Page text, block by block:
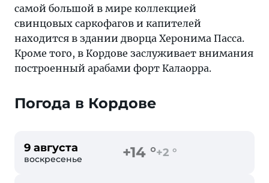
самой большой в мире коллекцией
свинцовых саркофагов и капителей
находится в здании дворца Херонима Пасса.
Кроме того, в Кордове заслуживает внимания
построенный арабами форт Калаорра.
Погода в Кордове
9 августа
воскресенье +14 °+2 °